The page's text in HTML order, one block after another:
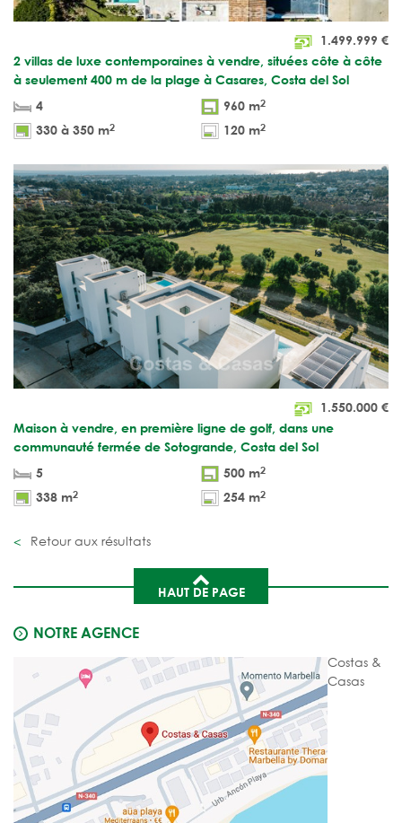
1.499.999 €
2 villas de luxe contemporaines à vendre, situées côte à côte
à seulement 400 m de la plage à Casares, Costa del Sol
4
960 m2
330 à 350 m2 120 m2
1.550.000 €
Maison à vendre, en première ligne de golf, dans une
communauté fermée de Sotogrande, Costa del Sol
5
500 m2
338 m2 254 m2
Retour aux résultats
HAUT DE PAGE
NOTRE AGENCE
Costas &
Casas